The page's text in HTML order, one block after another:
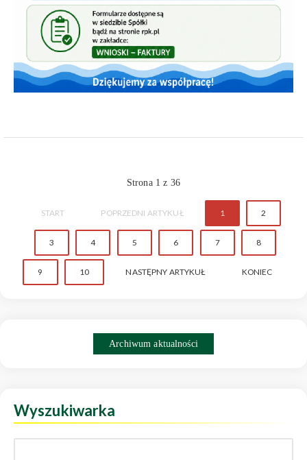
Strona 1 z 36
START POPRZEDNI ARTYKUŁ 1 2
3 4 5 6 7 8
9 10 NASTĘPNY ARTYKUŁ KONIEC
Archiwum aktualności
Wyszukiwarka